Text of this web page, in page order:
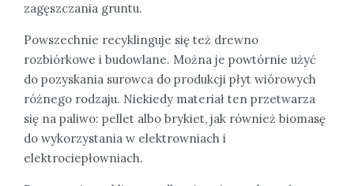
zagęszczania gruntu.
Powszechnie recyklinguje się też drewno
rozbiórkowe i budowlane. Można je powtórnie użyć
do pozyskania surowca do produkcji płyt wiórowych
różnego rodzaju. Niekiedy materiał ten przetwarza
się na paliwo: pellet albo brykiet, jak również biomasę
do wykorzystania w elektrowniach i
elektrociepłowniach.